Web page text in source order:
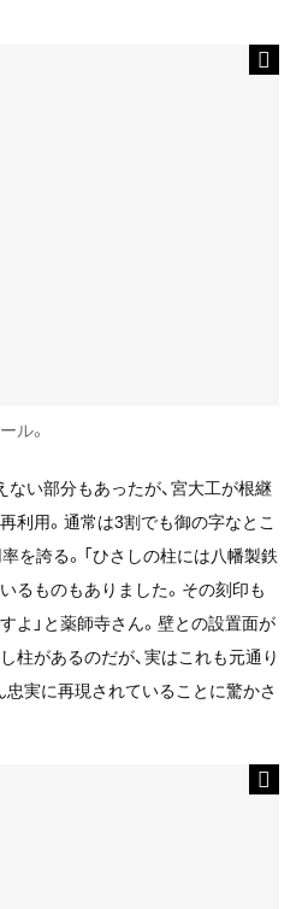
ル。
ない部分もあったが、宮大工が根継
利用。通常は3割でも御の字なとこ
を誇る。「ひさしの柱には八幡製鉄
るものもありました。その刻印も
よ」と薬師寺さん。壁との設置面が
柱があるのだが、実はこれも元通り
実に再現されていることに驚かさ